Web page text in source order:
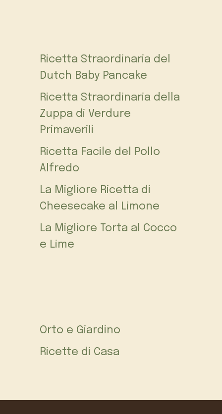
Ricetta Straordinaria del
Dutch Baby Pancake
Ricetta Straordinaria della
Zuppa di Verdure
Primaverili
Ricetta Facile del Pollo
Alfredo
La Migliore Ricetta di
Cheesecake al Limone
La Migliore Torta al Cocco
e Lime
Orto e Giardino
Ricette di Casa